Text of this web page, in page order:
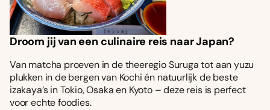
Droom jij van een culinaire reis naar Japan?
Van matcha proeven in de theeregio Suruga tot aan yuzu
plukken in de bergen van Kochi én natuurlijk de beste
izakaya’s in Tokio, Osaka en Kyoto – deze reis is perfect
voor echte foodies.